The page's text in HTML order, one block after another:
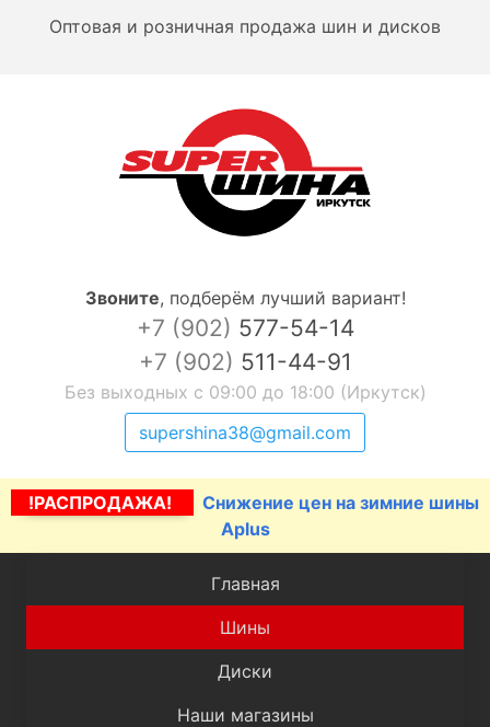
Оптовая и розничная продажа шин и дисков
Звоните, подберём лучший вариант!
+7 (902) 577-54-14
+7 (902) 511-44-91
Без выходных с 09:00 до 18:00 (Иркутск)
supershina38@gmail.com
!РАСПРОДАЖА!
Снижение цен на зимние шины
Aplus
Главная
Шины
Диски
Наши магазины